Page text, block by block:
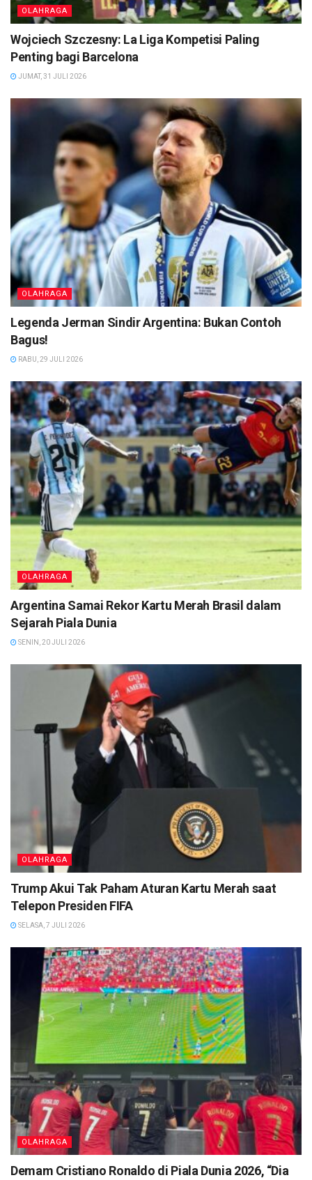
OLAHRAGA
Wojciech Szczesny: La Liga Kompetisi Paling
Penting bagi Barcelona
JUMAT, 31 JULI 2026
OLAHRAGA
Legenda Jerman Sindir Argentina: Bukan Contoh
Bagus!
RABU, 29 JULI 2026
OLAHRAGA
Argentina Samai Rekor Kartu Merah Brasil dalam
Sejarah Piala Dunia
SENIN, 20 JULI 2026
OLAHRAGA
Trump Akui Tak Paham Aturan Kartu Merah saat
Telepon Presiden FIFA
SELASA, 7 JULI 2026
OLAHRAGA
Demam Cristiano Ronaldo di Piala Dunia 2026, “Dia